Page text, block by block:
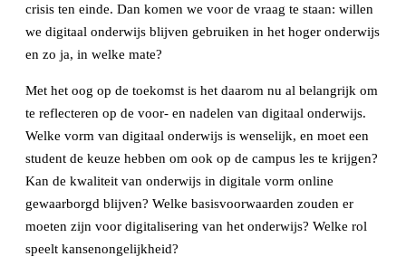
crisis ten einde. Dan komen we voor de vraag te staan: willen
we digitaal onderwijs blijven gebruiken in het hoger onderwijs
en zo ja, in welke mate?
Met het oog op de toekomst is het daarom nu al belangrijk om
te reflecteren op de voor- en nadelen van digitaal onderwijs.
Welke vorm van digitaal onderwijs is wenselijk, en moet een
student de keuze hebben om ook op de campus les te krijgen?
Kan de kwaliteit van onderwijs in digitale vorm online
gewaarborgd blijven? Welke basisvoorwaarden zouden er
moeten zijn voor digitalisering van het onderwijs? Welke rol
speelt kansenongelijkheid?